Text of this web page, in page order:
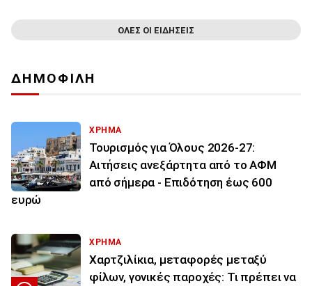
ΟΛΕΣ ΟΙ ΕΙΔΗΣΕΙΣ
ΔΗΜΟΦΙΛΗ
ΧΡΗΜΑ
Τουρισμός για Όλους 2026-27:
Αιτήσεις ανεξάρτητα από το ΑΦΜ
από σήμερα - Επιδότηση έως 600
ευρώ
ΧΡΗΜΑ
Χαρτζιλίκια, μεταφορές μεταξύ
φίλων, γονικές παροχές: Τι πρέπει να